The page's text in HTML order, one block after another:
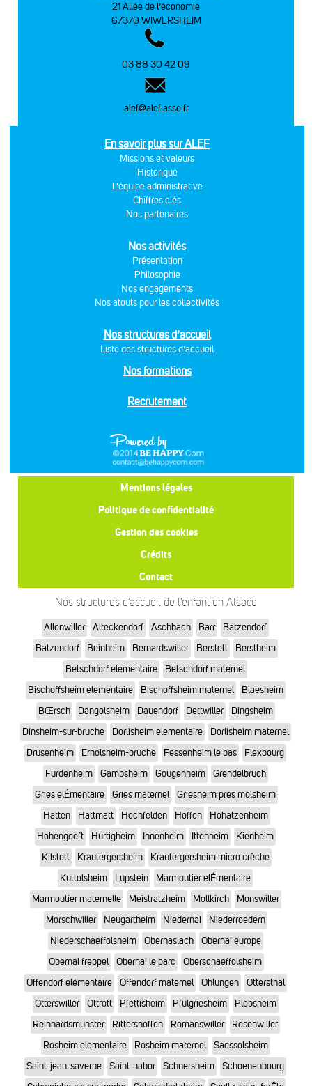
21 Allée de l’économie
67370 WIWERSHEIM
03 88 30 42 09
alef@alef.asso.fr
En savoir plus sur ALEF
Missions et valeurs
Historique
L'équipe administrative
Chiffres clés
Nos partenaires
Nos activités
Présentation
Philosophie
Nos engagements
Nos atouts pour les collectivités
Nos structures d’accueil
Liste des structures d’accueil
Nos formations
Recrutement
Mentions légales
Politique de confidentialité
Gestion des cookies
Crédits
Contact
Nos structures d’accueil de l’enfant en Alsace
Allenwiller Alteckendorf Aschbach Barr
Batzendorf
Batzendorf
Beinheim Bernardswiller Berstett
Berstheim
Betschdorf elementaire
Betschdorf maternel
Bischoffsheim elementaire
Bischoffsheim maternel
Blaesheim
BŒrsch
Dangolsheim Dauendorf Dettwiller
Dingsheim
Dinsheim-sur-bruche
Dorlisheim elementaire
Dorlisheim maternel
Drusenheim
Ernolsheim-bruche Fessenheim le bas
Flexbourg
Furdenheim
Gambsheim Gougenheim
Grendelbruch
Gries elÉmentaire
Gries maternel
Griesheim pres molsheim
Hatten
Hattmatt Hochfelden Hoffen
Hohatzenheim
Hohengoeft
Hurtigheim Innenheim Ittenheim
Kienheim
Kilstett
Krautergersheim
Krautergersheim micro crèche
Kuttolsheim
Lupstein
Marmoutier elÉmentaire
Marmoutier maternelle
Meistratzheim Mollkirch
Monswiller
Morschwiller
Neugartheim Niedernai
Niederroedern
Niederschaeffolsheim
Oberhaslach
Obernai europe
Obernai freppel
Obernai le parc
Oberschaeffolsheim
Offendorf elémentaire
Offendorf maternel Ohlungen
Ottersthal
Otterswiller
Ottrott Pfettisheim Pfulgriesheim
Plobsheim
Reinhardsmunster
Rittershoffen Romanswiller
Rosenwiller
Rosheim elementaire
Rosheim maternel
Saessolsheim
Saint-jean-saverne
Saint-nabor Schnersheim
Schoenenbourg